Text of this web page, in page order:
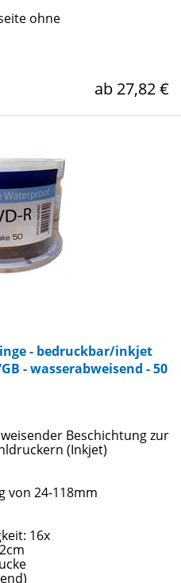
ohne
ab 27,82 €
- bedruckbar/inkjet
- wasserabweisend - 50
Beschichtung zur
(Inkjet)
von 24-118mm
16x